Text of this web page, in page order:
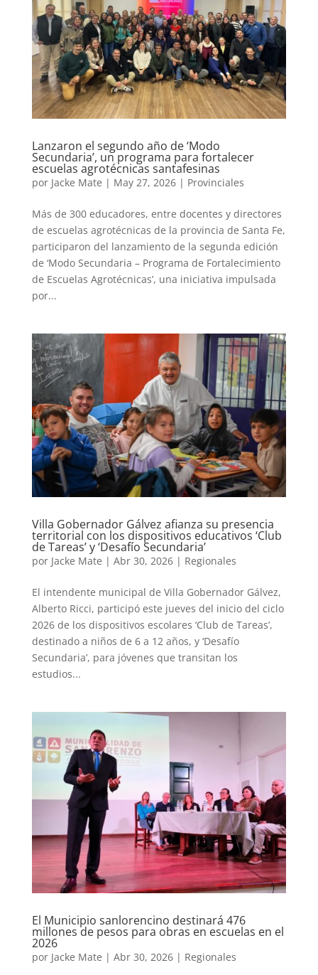
Lanzaron el segundo año de ‘Modo
Secundaria’, un programa para fortalecer
escuelas agrotécnicas santafesinas
por Jacke Mate | May 27, 2026| Provinciales
Más de 300 educadores, entre docentes y directores
de escuelas agrotécnicas de la provincia de Santa Fe,
participaron del lanzamiento de la segunda edición
de ‘Modo Secundaria – Programa de Fortalecimiento
de Escuelas Agrotécnicas’, una iniciativa impulsada
por...
Villa Gobernador Gálvez afianza su presencia
territorial con los dispositivos educativos ‘Club
de Tareas’ y ‘Desafío Secundaria’
por Jacke Mate | Abr 30, 2026| Regionales
El intendente municipal de Villa Gobernador Gálvez,
Alberto Ricci, participó este jueves del inicio del ciclo
2026 de los dispositivos escolares ‘Club de Tareas’,
destinado a niños de 6 a 12 años, y ‘Desafío
Secundaria’, para jóvenes que transitan los
estudios...
El Municipio sanlorencino destinará 476
millones de pesos para obras en escuelas en el
2026
por Jacke Mate | Abr 30, 2026| Regionales